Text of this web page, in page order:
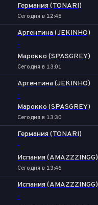
Германия (TONARI)
Сегодня в 12:45
Аргентина (JEKINHO)
-
Марокко (SPASGREY)
Сегодня в 13:01
Аргентина (JEKINHO)
-
Марокко (SPASGREY)
Сегодня в 13:30
Германия (TONARI)
-
Испания (AMAZZZINGG)
Сегодня в 13:46
Испания (AMAZZZINGG)
-